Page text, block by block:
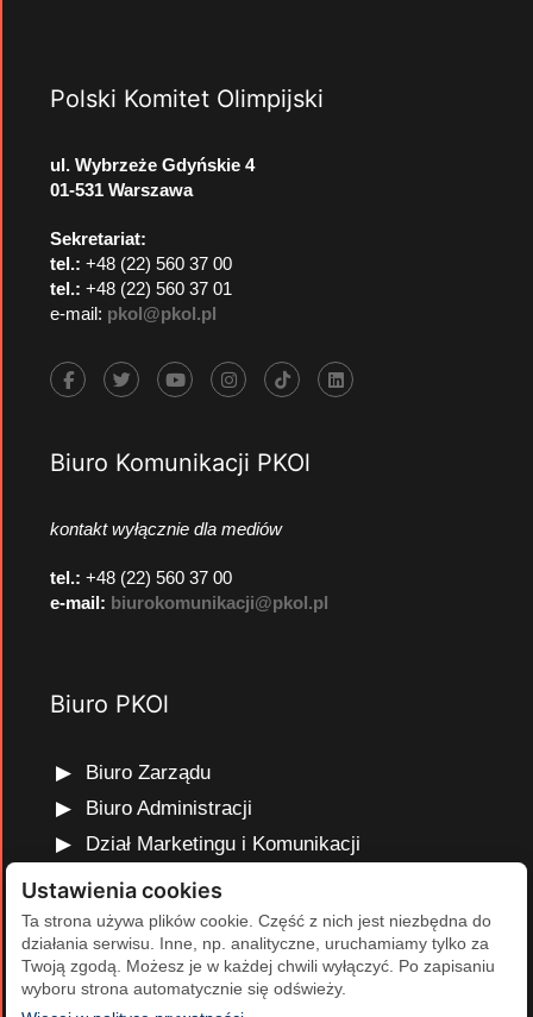
Polski Komitet Olimpijski
ul. Wybrzeże Gdyńskie 4
01-531 Warszawa
Sekretariat:
tel.: +48 (22) 560 37 00
tel.: +48 (22) 560 37 01
e-mail: pkol@pkol.pl
Biuro Komunikacji PKOl
kontakt wyłącznie dla mediów
tel.: +48 (22) 560 37 00
e-mail: biurokomunikacji@pkol.pl
Biuro PKOl
Biuro Zarządu
Biuro Administracji
Dział Marketingu i Komunikacji
Dział Edukacji Olimpijskiej
Dział Finansów i Kadr
Dział Projektów Olimpijskich
Dział Programów Rozwojowych
Ustawienia cookies
Ta strona używa plików cookie. Część z nich jest niezbędna do
działania serwisu. Inne, np. analityczne, uruchamiamy tylko za
Twoją zgodą. Możesz je w każdej chwili wyłączyć. Po zapisaniu
wyboru strona automatycznie się odświeży.